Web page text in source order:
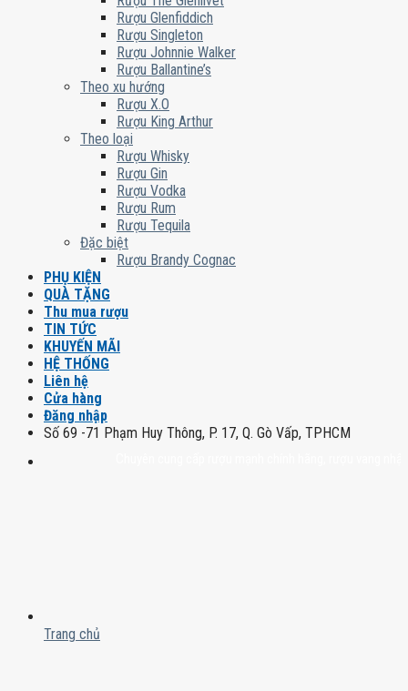
Rượu Glenfiddich
Rượu Singleton
Rượu Johnnie Walker
Rượu Ballantine’s
Theo xu hướng
Rượu X.O
Rượu King Arthur
Theo loại
Rượu Whisky
Rượu Gin
Rượu Vodka
Rượu Rum
Rượu Tequila
Đặc biệt
Rượu Brandy Cognac
PHỤ KIỆN
QUÀ TẶNG
Thu mua rượu
TIN TỨC
KHUYẾN MÃI
HỆ THỐNG
Liên hệ
Cửa hàng
Đăng nhập
Số 69 -71 Phạm Huy Thông, P. 17, Q. Gò Vấp, TPHCM
Trang chủ